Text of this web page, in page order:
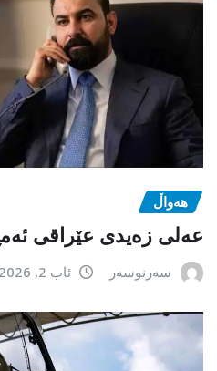
هەواڵ
عەلی زەیدی عێراقی
سەرنوسەر ئاب 2, 2026